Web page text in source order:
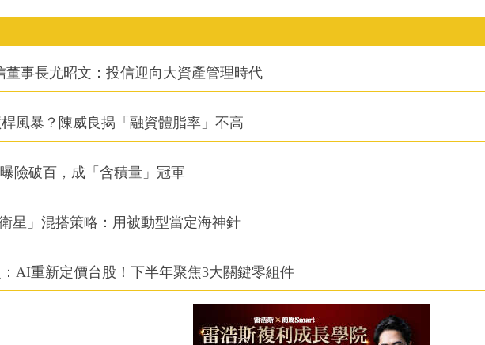
董事長尤昭文：投信迎向大資產管理時代
風暴？陳威良揭「融資體脂率」不高
險破百，成「含積量」冠軍
星」混搭策略：用被動型當定海神針
AI重新定價台股！下半年聚焦3大關鍵零組件